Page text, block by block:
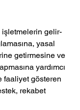
gelir-
yasal
getirmesine ve
yardımcı
faaliyet gösteren
rekabet